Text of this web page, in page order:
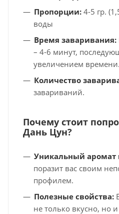
Пропорции: 4-5 гр.
воды
Время заваривания:
– 4-6 минут,
увеличением времени.
Количество
завариваний.
Почему стоит
Дань Цун?
Уникальный аромат
поразит вас своим
профилем.
Полезные свойства:
не только вкусно, но